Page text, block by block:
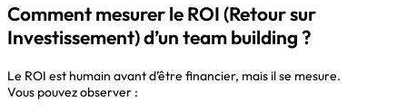
Comment mesurer le ROI (Retour sur
Investissement) d’un team building ?
Le ROI est humain avant d’être financier, mais il se mesure.
Vous pouvez observer :